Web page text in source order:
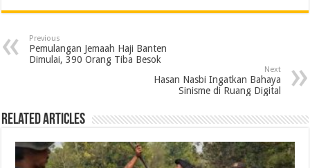
c
b
o
i
t
e
n
e
d
a
s
A
l
g
r
a
l
i
a
Previous
Pemulangan Jemaah Haji Banten
Dimulai, 390 Orang Tiba Besok
Next
Hasan Nasbi Ingatkan Bahaya
Sinisme di Ruang Digital
Related Articles